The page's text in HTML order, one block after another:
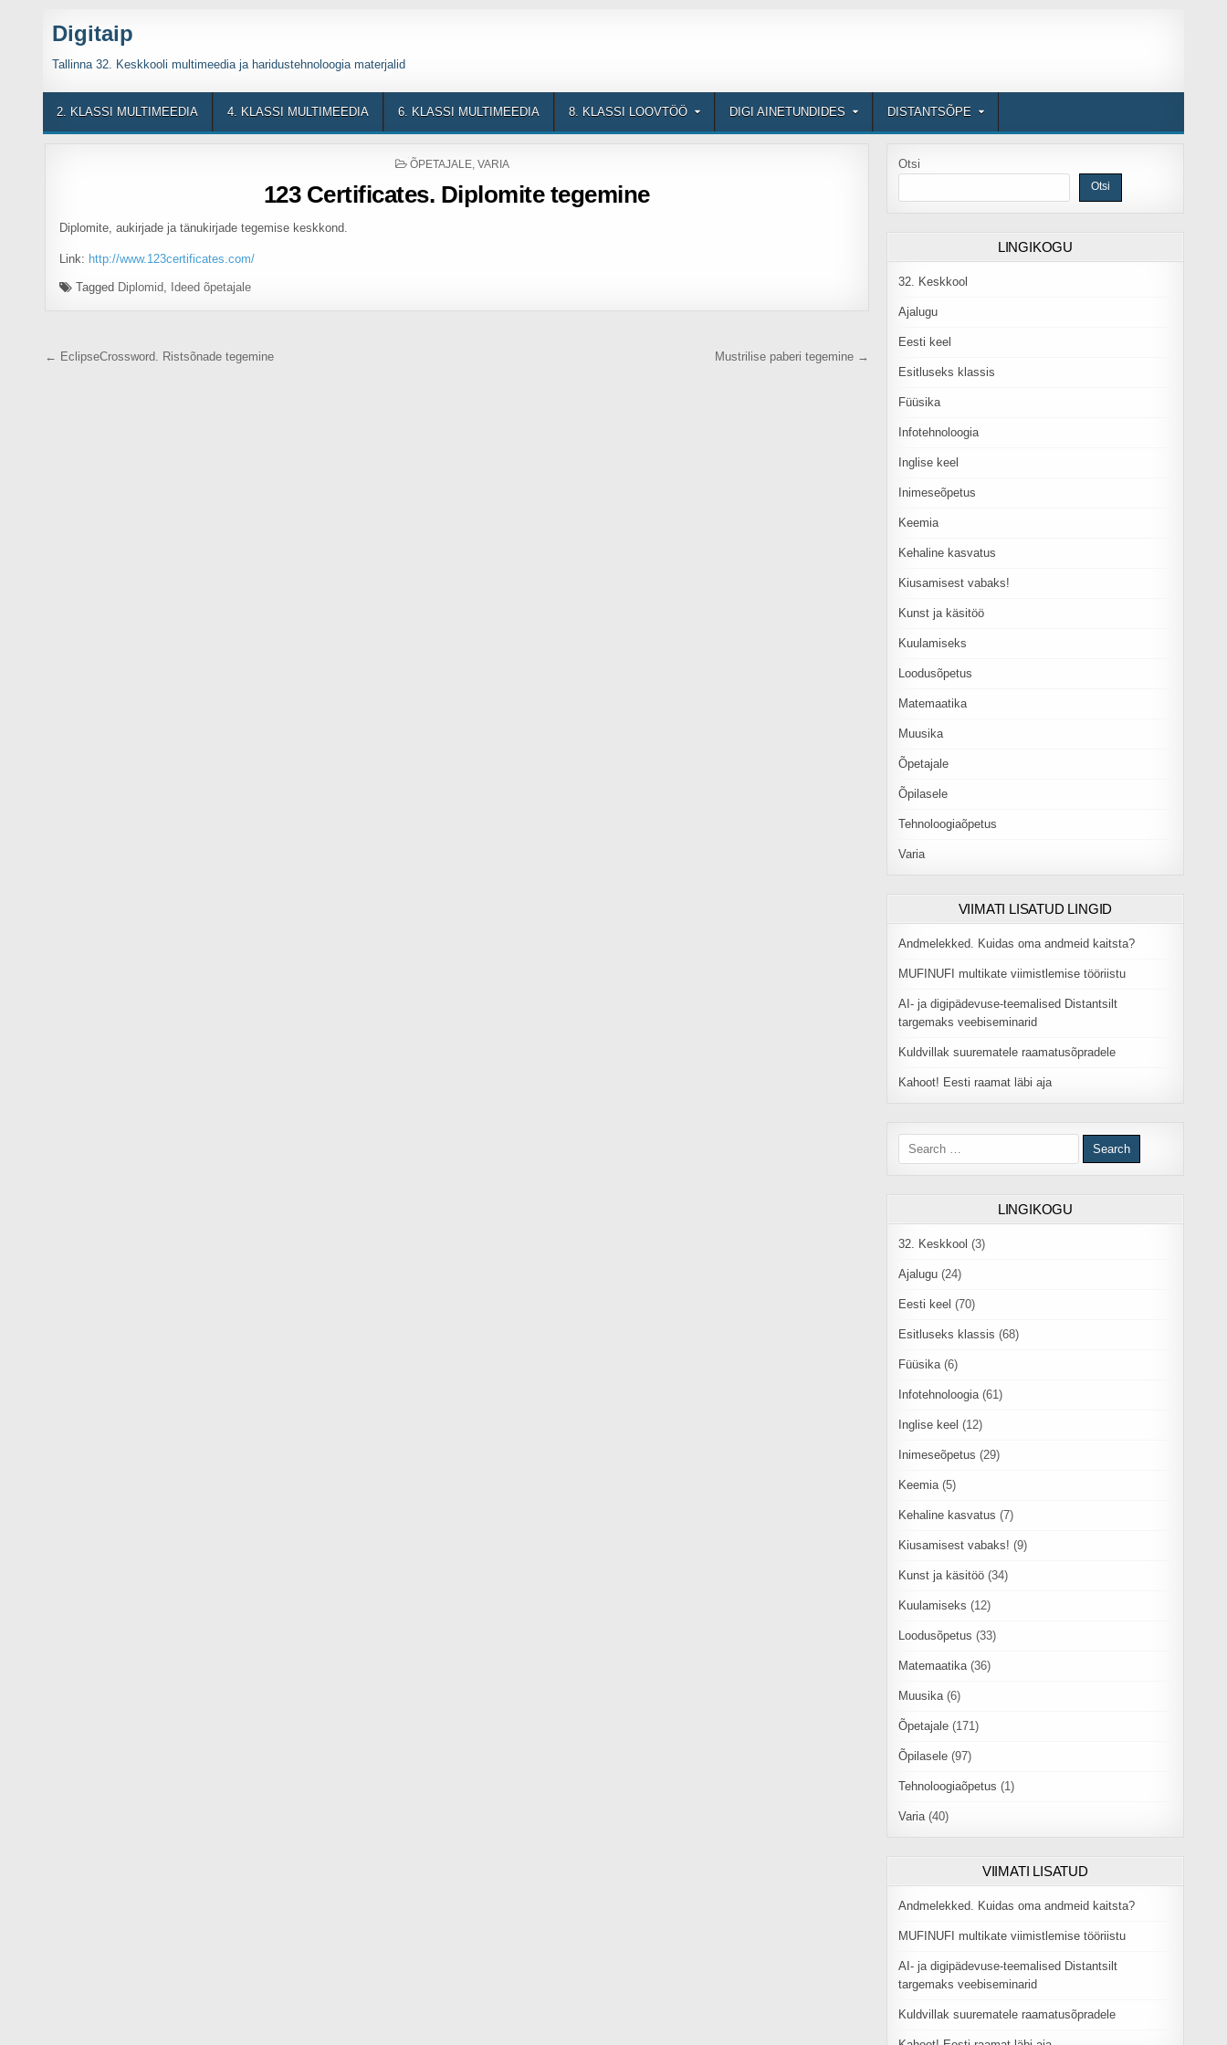
Digitaip
Tallinna 32. Keskkooli multimeedia ja haridustehnoloogia materjalid
2. KLASSI MULTIMEEDIA 4. KLASSI MULTIMEEDIA 6. KLASSI MULTIMEEDIA 8. KLASSI LOOVTÖÖ DIGI AINETUNDIDES DISTANTSÕPE
POSTED IN
ÕPETAJALE, VARIA
123 Certificates. Diplomite tegemine
Diplomite, aukirjade ja tänukirjade tegemise keskkond.
Link: http://www.123certificates.com/
Tagged Diplomid, Ideed õpetajale
Navigeerimine
← EclipseCrossword. Ristsõnade tegemine Mustrilise paberi tegemine →
Otsi
Otsi
LINGIKOGU
32. Keskkool
Ajalugu
Eesti keel
Esitluseks klassis
Füüsika
Infotehnoloogia
Inglise keel
Inimeseõpetus
Keemia
Kehaline kasvatus
Kiusamisest vabaks!
Kunst ja käsitöö
Kuulamiseks
Loodusõpetus
Matemaatika
Muusika
Õpetajale
Õpilasele
Tehnoloogiaõpetus
Varia
VIIMATI LISATUD LINGID
Andmelekked. Kuidas oma andmeid kaitsta?
MUFINUFI multikate viimistlemise tööriistu
AI- ja digipädevuse-teemalised Distantsilt
targemaks veebiseminarid
Kuldvillak suurematele raamatusõpradele
Kahoot! Eesti raamat läbi aja
Search for:
LINGIKOGU
32. Keskkool (3)
Ajalugu(24)
Eesti keel (70)
Esitluseks klassis (68)
Füüsika(6)
Infotehnoloogia(61)
Inglise keel (12)
Inimeseõpetus (29)
Keemia(5)
Kehaline kasvatus (7)
Kiusamisest vabaks! (9)
Kunst ja käsitöö(34)
Kuulamiseks (12)
Loodusõpetus (33)
Matemaatika(36)
Muusika(6)
Õpetajale(171)
Õpilasele(97)
Tehnoloogiaõpetus (1)
Varia(40)
VIIMATI LISATUD
Andmelekked. Kuidas oma andmeid kaitsta?
MUFINUFI multikate viimistlemise tööriistu
AI- ja digipädevuse-teemalised Distantsilt
targemaks veebiseminarid
Kuldvillak suurematele raamatusõpradele